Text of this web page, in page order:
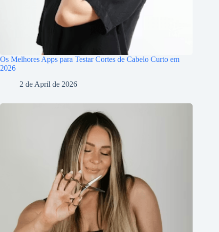
Os Melhores Apps para Testar Cortes de Cabelo Curto em
2026
2 de April de 2026